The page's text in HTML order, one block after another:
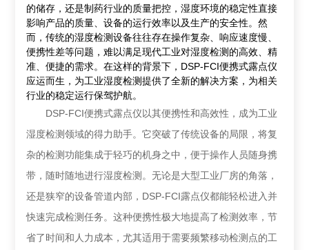
的储存，还是制药行业的质量把控，湿度环境的稳定性直接
影响产品的质量、设备的运行效率以及生产的安全性。然
而，传统的湿度检测设备往往存在操作复杂、响应速度慢、
便携性差等问题，难以满足现代工业对湿度检测的高效、精
准、便捷的需求。在这样的背景下，DSP-FCI便携式露点仪
应运而生，为工业湿度检测提供了全新的解决方案，为相关
行业的稳定运行保驾护航。
DSP-FCI便携式露点仪以其便携性和高效性，成为工业
湿度检测领域的得力助手。它突破了传统设备的局限，将复
杂的检测功能集成于轻巧的机身之中，便于操作人员随身携
带，随时随地进行湿度检测。无论是大型工业厂房的角落，
还是狭窄的设备管道内部，DSP-FCI露点仪都能轻松进入并
快速完成检测任务。这种便携性极大地提高了检测效率，节
省了时间和人力成本，尤其适用于需要频繁移动检测点的工